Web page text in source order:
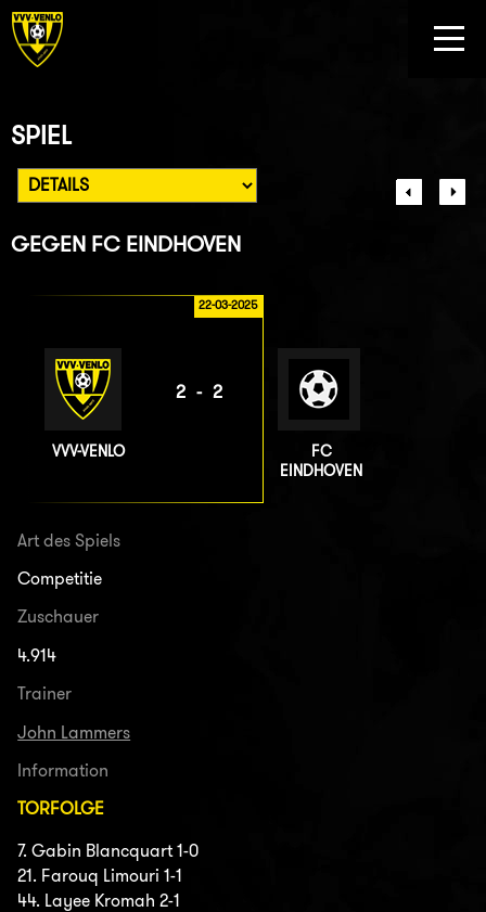
SPIEL
GEGEN FC EINDHOVEN
22-03-2025
VVV-VENLO
2-2
FC
EINDHOVEN
Art des Spiels
Competitie
Zuschauer
4.914
Trainer
John Lammers
Information
TORFOLGE
7. Gabin Blancquart 1-0
21. Farouq Limouri 1-1
44. Layee Kromah 2-1